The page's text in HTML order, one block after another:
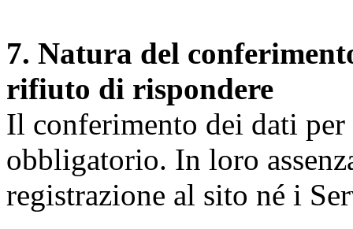
7. Natura del
rifiuto di rispondere
Il conferimento dei dati
obbligatorio. In loro
registrazione al sito né i